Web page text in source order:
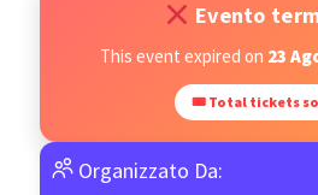
Evento
This event expired on 23
🎟 Total tickets
Organizzato Da: